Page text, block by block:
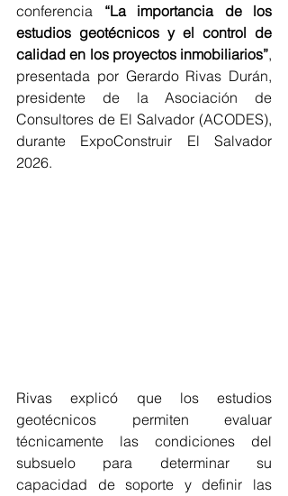
conferencia “La importancia de los
estudios geotécnicos y el control de
calidad en los proyectos inmobiliarios”,
presentada por Gerardo Rivas Durán,
presidente de la Asociación de
Consultores de El Salvador (ACODES),
durante ExpoConstruir El Salvador
2026.
Rivas explicó que los estudios
geotécnicos permiten evaluar
técnicamente las condiciones del
subsuelo para determinar su
capacidad de soporte y definir las